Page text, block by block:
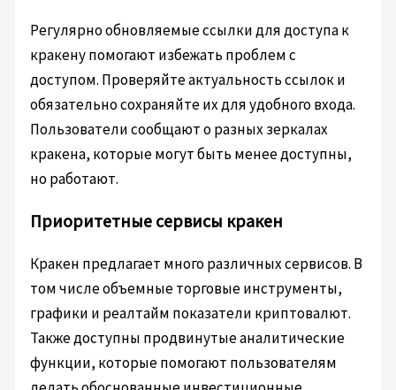
Регулярно обновляемые ссылки для доступа к
кракену помогают избежать проблем с
доступом. Проверяйте актуальность ссылок и
обязательно сохраняйте их для удобного входа.
Пользователи сообщают о разных зеркалах
кракена, которые могут быть менее доступны,
но работают.
Приоритетные сервисы кракен
Кракен предлагает много различных сервисов. В
том числе объемные торговые инструменты,
графики и реалтайм показатели криптовалют.
Также доступны продвинутые аналитические
функции, которые помогают пользователям